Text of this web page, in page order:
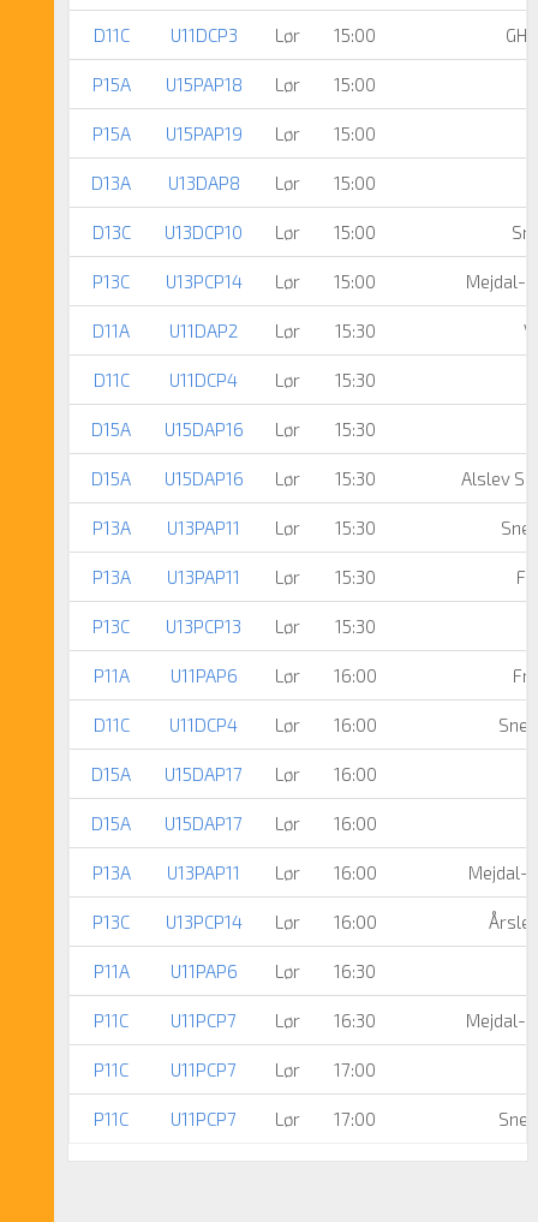
D11C U11DCP3 Lør 15:00
P15A U15PAP18 Lør 15:00
P15A U15PAP19 Lør 15:00
D13A U13DAP8 Lør 15:00
D13C U13DCP10 Lør 15:00
P13C U13PCP14 Lør 15:00 Mejdal-
D11A U11DAP2 Lør 15:30
D11C U11DCP4 Lør 15:30
D15A U15DAP16 Lør 15:30
D15A U15DAP16 Lør 15:30 Alslev
P13A U13PAP11 Lør 15:30
P13A U13PAP11 Lør 15:30
P13C U13PCP13 Lør 15:30
P11A U11PAP6 Lør 16:00
D11C U11DCP4 Lør 16:00
D15A U15DAP17 Lør 16:00
D15A U15DAP17 Lør 16:00
P13A U13PAP11 Lør 16:00 Mejdal-
P13C U13PCP14 Lør 16:00
P11A U11PAP6 Lør 16:30
P11C U11PCP7 Lør 16:30 Mejdal-
P11C U11PCP7 Lør 17:00
P11C U11PCP7 Lør 17:00